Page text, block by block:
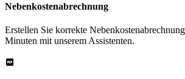
Nebenkostenabrechnung
Erstellen Sie korrekte
Minuten mit unserem Assistenten.